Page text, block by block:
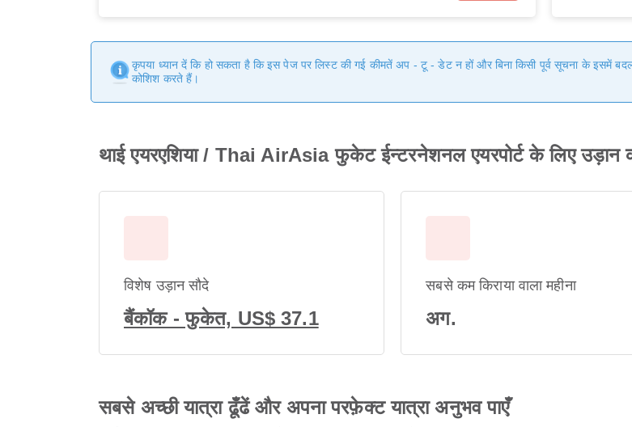
कृपया ध्यान दें कि हो सकता है कि इस पेज पर लिस्ट की गई कीमतें अप - टू - डेट न हों और बिना किसी पूर्व सूचना के इसमें
कोशिश करते हैं।
थाई एयरएशिया / Thai AirAsia फुकेट ईन्टरनेशनल एयरपोर्ट के लिए उड़ान
विशेष उड़ान सौदे
बैंकॉक - फुकेत, US$ 37.1
सबसे कम किराया वाला महीना
अग.
सबसे अच्छी यात्रा ढूँढें और अपना परफ़ेक्ट यात्रा अनुभव पाएँ